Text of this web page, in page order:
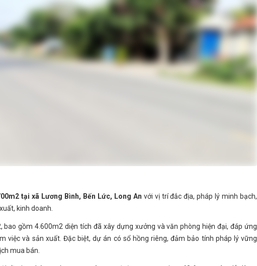
tại xã Lương Bình, Bến Lức, Long An với vị trí đắc địa, pháp lý minh bạch,
kinh doanh.
bao gồm 4.600m2 diện tích đã xây dựng xưởng và văn phòng hiện đại, đáp ứng
việc và sản xuất. Đặc biệt, dự án có sổ hồng riêng, đảm bảo tính pháp lý vững
mua bán.